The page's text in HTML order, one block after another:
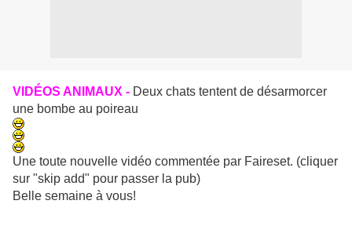
VIDÉOS ANIMAUX - Deux chats tentent de désarmorcer
une bombe au poireau
Une toute nouvelle vidéo commentée par Faireset. (cliquer
sur "skip add" pour passer la pub)
Belle semaine à vous!